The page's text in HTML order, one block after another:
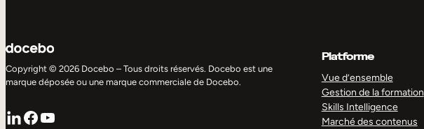
Copyright © 2026 Docebo – Tous droits réservés. Docebo est une
marque déposée ou une marque commerciale de Docebo.
LinkedIn
Facebook
YouTube
Platforme
Vue d’ensemble
Gestion de la formation
Skills Intelligence
Marché des contenus